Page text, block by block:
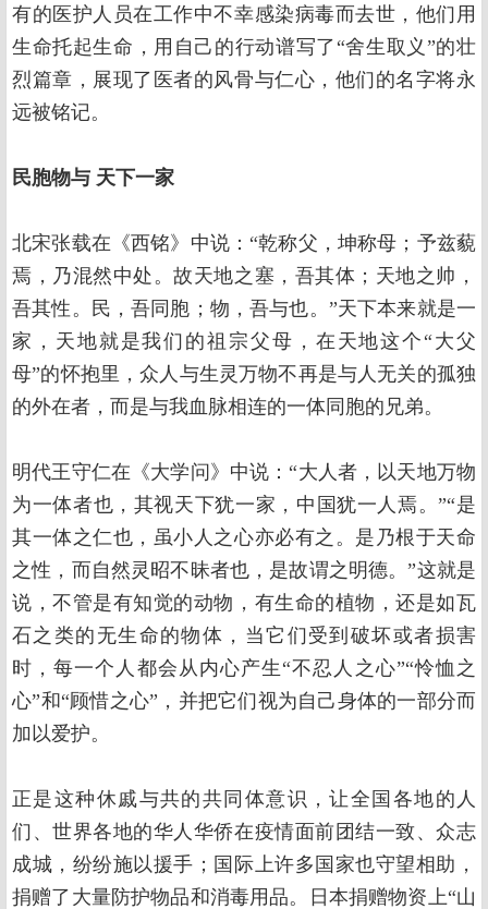
有的医护人员在工作中不幸感染病毒而去世，他们用
生命托起生命，用自己的行动谱写了“舍生取义”的壮
烈篇章，展现了医者的风骨与仁心，他们的名字将永
远被铭记。
民胞物与 天下一家
北宋张载在《西铭》中说：“乾称父，坤称母；予兹藐
焉，乃混然中处。故天地之塞，吾其体；天地之帅，
吾其性。民，吾同胞；物，吾与也。”天下本来就是一
家，天地就是我们的祖宗父母，在天地这个“大父
母”的怀抱里，众人与生灵万物不再是与人无关的孤独
的外在者，而是与我血脉相连的一体同胞的兄弟。
明代王守仁在《大学问》中说：“大人者，以天地万物
为一体者也，其视天下犹一家，中国犹一人焉。”“是
其一体之仁也，虽小人之心亦必有之。是乃根于天命
之性，而自然灵昭不昧者也，是故谓之明德。”这就是
说，不管是有知觉的动物，有生命的植物，还是如瓦
石之类的无生命的物体，当它们受到破坏或者损害
时，每一个人都会从内心产生“不忍人之心”“怜恤之
心”和“顾惜之心”，并把它们视为自己身体的一部分而
加以爱护。
正是这种休戚与共的共同体意识，让全国各地的人
们、世界各地的华人华侨在疫情面前团结一致、众志
成城，纷纷施以援手；国际上许多国家也守望相助，
捐赠了大量防护物品和消毒用品。日本捐赠物资上“山